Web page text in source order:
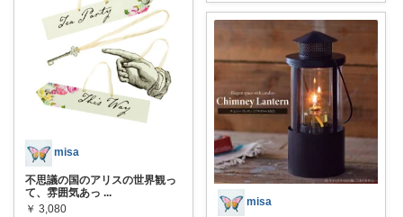
misa
不思議の国のアリスの世界観っ
て、雰囲気あっ ...
￥ 3,080
misa